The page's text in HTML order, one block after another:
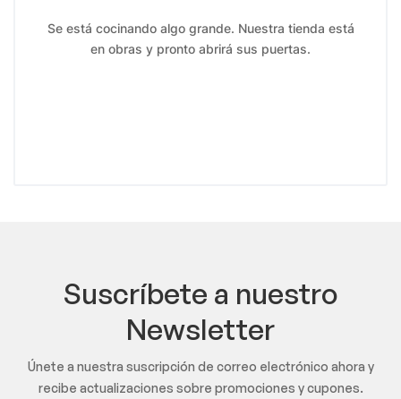
Se está cocinando algo grande. Nuestra tienda está
en obras y pronto abrirá sus puertas.
Suscríbete a nuestro
Newsletter
Únete a nuestra suscripción de correo electrónico ahora y
recibe actualizaciones sobre promociones y cupones.